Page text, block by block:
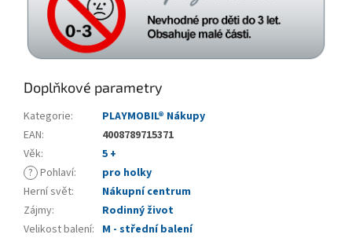
Doplňkové parametry
Kategorie:
PLAYMOBIL® Nákupy
EAN:
4008789715371
Věk:
5 +
? Pohlaví:
pro holky
Herní svět:
Nákupní centrum
Zájmy:
Rodinný život
Velikost balení: M - střední balení